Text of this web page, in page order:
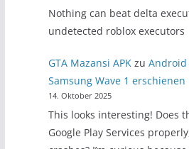
Nothing can beat delta
undetected roblox executors
GTA Mazansi APK zu
Samsung Wave 1 erschienen
14. Oktober 2025
This looks interesting! Does
Google Play Services